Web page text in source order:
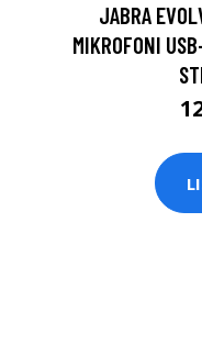
JABRA
MIKROFONI